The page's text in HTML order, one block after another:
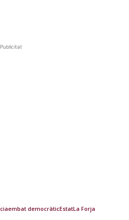
Publicitat
embat democràticEstatLa Forja